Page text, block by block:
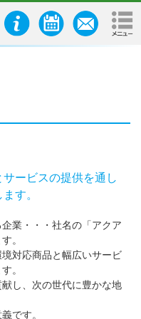
ービスの提供を通し
す。
業・・・社名の「アクア
。
対応商品と幅広いサービ
。
し、次の世代に豊かな地
です。